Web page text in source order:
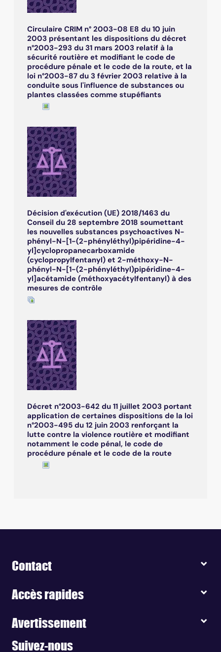
Circulaire CRIM n° 2003-08 E8 du 10 juin
2003 présentant les dispositions du décret
n°2003-293 du 31 mars 2003 relatif à la
sécurité routière et modifiant le code de
procédure pénale et le code de la route, et la
loi n°2003-87 du 3 février 2003 relative à la
conduite sous l'influence de substances ou
plantes classées comme stupéfiants
Décision d'exécution (UE) 2018/1463 du
Conseil du 28 septembre 2018 soumettant
les nouvelles substances psychoactives N-
phényl-N-[1-(2-phényléthyl)pipéridine-4-
yl]cyclopropanecarboxamide
(cyclopropylfentanyl) et 2-méthoxy-N-
phényl-N-[1-(2-phényléthyl)pipéridine-4-
yl]acétamide (méthoxyacétylfentanyl) à des
mesures de contrôle
Décret n°2003-642 du 11 juillet 2003 portant
application de certaines dispositions de la loi
n°2003-495 du 12 juin 2003 renforçant la
lutte contre la violence routière et modifiant
notamment le code pénal, le code de
procédure pénale et le code de la route
Contact
Accès rapides
Avertissement
Suivez-nous